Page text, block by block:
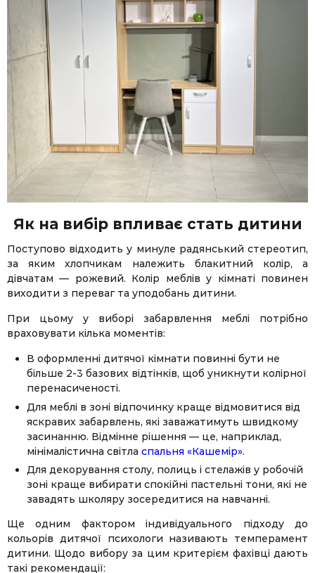
Як на вибір впливає стать дитини
Поступово відходить у минуле радянський стереотип,
за яким хлопчикам належить блакитний колір, а
дівчатам — рожевий. Колір меблів у кімнаті повинен
виходити з переваг та уподобань дитини.
При цьому у виборі забарвлення меблі потрібно
враховувати кілька моментів:
В оформленні дитячої кімнати повинні бути не
більше 2-3 базових відтінків, щоб уникнути колірної
перенасиченості.
Для меблі в зоні відпочинку краще відмовитися від
яскравих забарвлень, які заважатимуть швидкому
засинанню. Відмінне рішення — це, наприклад,
мінімалістична світла спальня «Кашемір».
Для декорування столу, полиць і стелажів у робочій
зоні краще вибирати спокійні пастельні тони, які не
завадять школяру зосередитися на навчанні.
Ще одним фактором індивідуального підходу до
кольорів дитячої психологи називають темперамент
дитини. Щодо вибору за цим критерієм фахівці дають
такі рекомендації: